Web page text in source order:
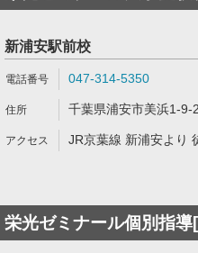
新浦安駅前校
047-314-5350
千葉県浦安市美浜1-9-
JR京葉線 新浦安より
栄光ゼミナール個別指導